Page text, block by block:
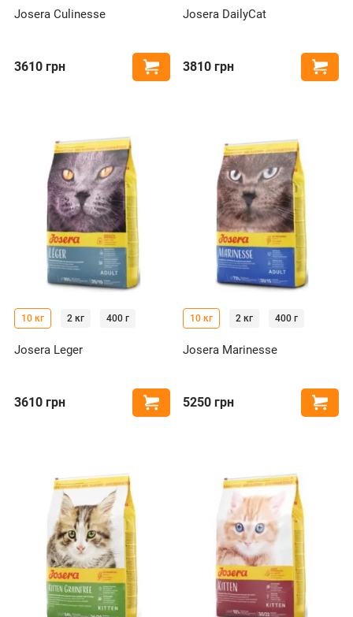
Josera Culinesse
3610 грн Купити
Josera DailyCat
3810 грн
10 кг 2 кг 400 г
Josera Leger
3610 грн Купити
10 кг 2 кг 400 г
Josera Marinesse
5250 грн